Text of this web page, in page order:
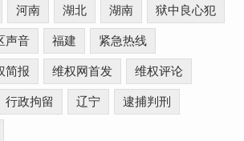
河南 湖北 湖南 狱中良心犯
声音 福建 紧急热线
简报 维权网首发 维权评论
行政拘留 辽宁 逮捕判刑